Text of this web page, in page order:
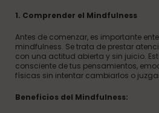
1. Comprender el Mindfulness
Antes de comenzar, es importante
mindfulness. Se trata de prestar
con una actitud abierta y sin juicio.
consciente de tus pensamientos,
físicas sin intentar cambiarlos o
Beneficios del Mindfulness: